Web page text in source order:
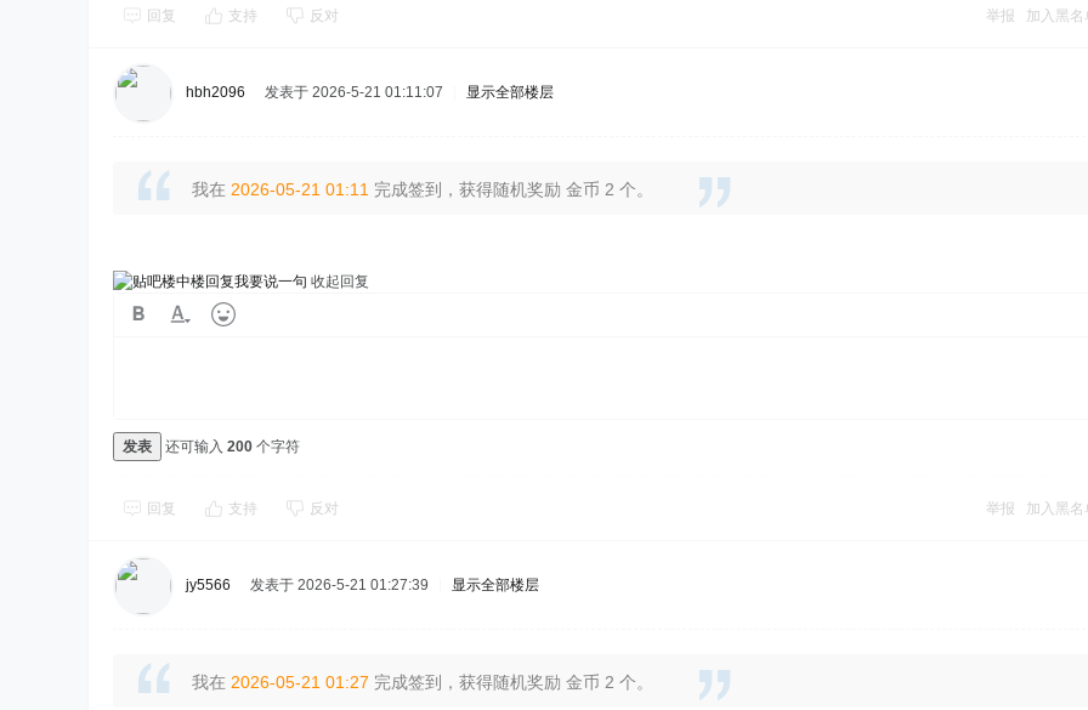
回复 支持 反对 举报 加入黑名
hbh2096 发表于 2026-5-21 01:11:07 显示全部楼层
我在 2026-05-21 01:11 完成签到，获得随机奖励 金币 2 个。
我要说一句 收起回复
发表 还可输入 200 个字符
回复 支持 反对 举报 加入黑名
jy5566 发表于 2026-5-21 01:27:39 显示全部楼层
我在 2026-05-21 01:27 完成签到，获得随机奖励 金币 2 个。